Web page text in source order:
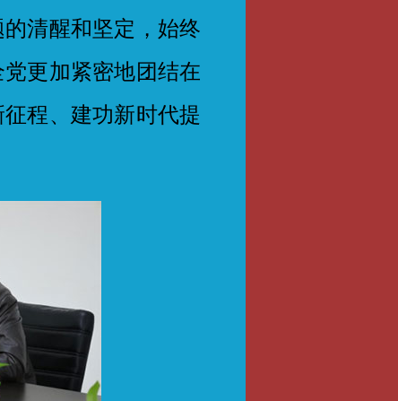
清醒和坚定，始终
更加紧密地团结在
程、建功新时代提